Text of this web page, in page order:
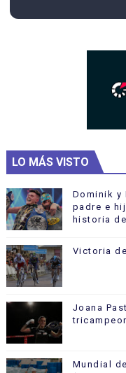
LO MÁS VISTO
Dominik y
padre e
historia de
Victoria
Joana
Mundial